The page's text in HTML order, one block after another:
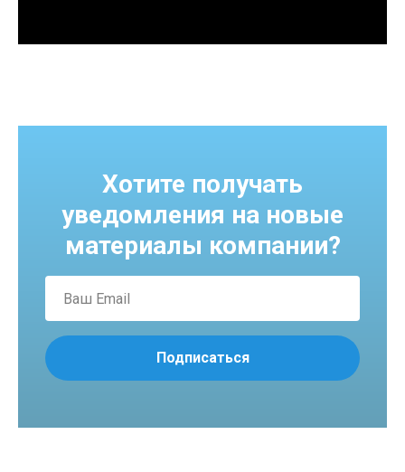
Хотите получать
уведомления на новые
материалы компании?
Подписаться